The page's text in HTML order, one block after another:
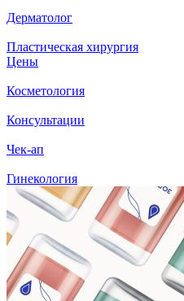
Дерматолог
Пластическая хирургия
Цены
Косметология
Консультации
Чек-ап
Гинекология